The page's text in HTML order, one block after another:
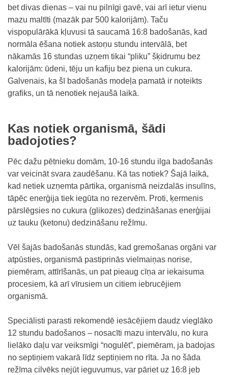
bet divas dienas – vai nu pilnīgi gavē, vai arī ietur vienu
mazu maltīti (mazāk par 500 kalorijām). Taču
vispopulārākā kļuvusi tā saucamā 16:8 badošanās, kad
normāla ēšana notiek astoņu stundu intervālā, bet
nākamās 16 stundas uzņem tikai “pliku” šķidrumu bez
kalorijām: ūdeni, tēju un kafiju bez piena un cukura.
Galvenais, ka šī badošanās modeļa pamatā ir noteikts
grafiks, un tā nenotiek nejaušā laikā.
Kas notiek organismā, šādi
badojoties?
Pēc dažu pētnieku domām, 10-16 stundu ilga badošanās
var veicināt svara zaudēšanu. Kā tas notiek? Šajā laikā,
kad netiek uzņemta pārtika, organismā neizdalās insulīns,
tāpēc enerģija tiek iegūta no rezervēm. Proti, ķermenis
pārslēgsies no cukura (glikozes) dedzināšanas enerģijai
uz tauku (ketonu) dedzināšanu režīmu.
Vēl šajās badošanās stundās, kad gremošanas orgāni var
atpūsties, organismā pastiprinās vielmaiņas norise,
piemēram, attīrīšanās, un pat pieaug cīņa ar iekaisuma
procesiem, kā arīvīrusiem un citiem iebrucējiem
organismā.
Speciālisti parasti rekomendē iesācējiem daudz vieglāko
12 stundu badošanos – nosacīti mazu intervālu, no kura
lielāko daļu var veiksmīgi “nogulēt”, piemēram, ja badojas
no septiņiem vakarā līdz septiņiem no rīta. Ja no šāda
režīma cilvēks nejūt ieguvumus, var pāriet uz 16:8 jeb